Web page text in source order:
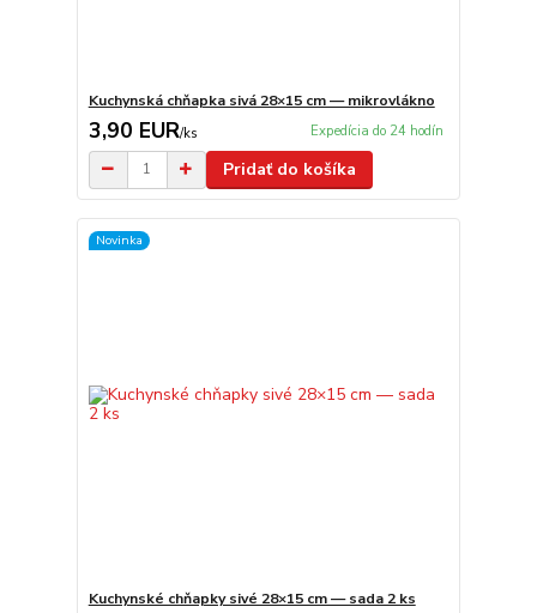
Kuchynská chňapka sivá 28×15 cm — mikrovlákno
3,90 EUR/ks Expedícia do 24 hodín
Pridať do košíka
Novinka
Kuchynské chňapky sivé 28×15 cm — sada 2 ks